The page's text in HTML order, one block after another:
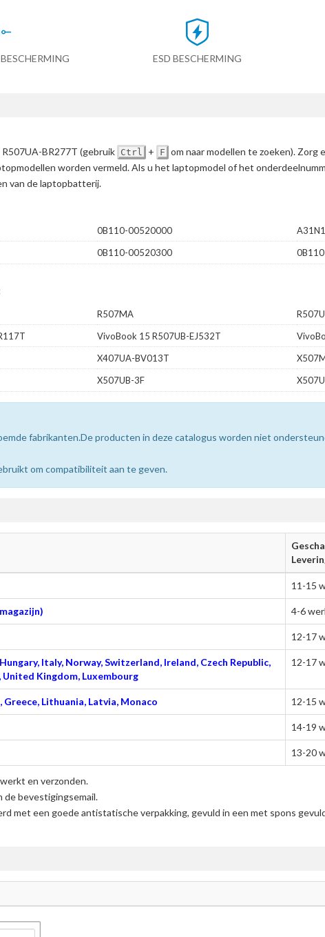
ESD BESCHERMING
BR277T (gebruik Ctrl + F om naar modellen te zoeken). Zorg
worden vermeld. Als u het laptopmodel of het
van de laptopbatterij.
0B110-00520000
0B110-00520300
R507MA
VivoBook 15 R507UB-EJ532T
X407UA-BV013T
X507UB-3F
fabrikanten.De producten in deze catalogus worden niet
om compatibiliteit aan te geven.
11-15
4-6
12-17
Italy, Norway, Switzerland, Ireland, Czech Republic,
United Kingdom, Luxembourg
12-17
Lithuania, Latvia, Monaco 12-15
14-19
13-20
en verzonden.
de bevestigingsemail.
met een goede antistatische verpakking, gevuld in een met spons